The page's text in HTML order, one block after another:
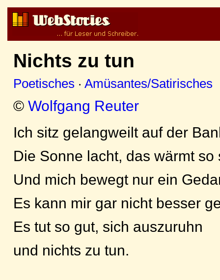
Nichts zu tun
Poetisches · Amüsantes/Satirisches
© Wolfgang Reuter
Ich sitz gelangweilt auf der
Die Sonne lacht, das wärmt so
Und mich bewegt nur ein
Es kann mir gar nicht besser
Es tut so gut, sich auszuruhn
und nichts zu tun.